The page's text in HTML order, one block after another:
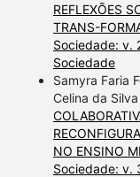
REFLEXÕES
TRANS-
Sociedade: v.
Sociedade
Samyra Faria
Celina da
NO ENSINO
Sociedade: v.